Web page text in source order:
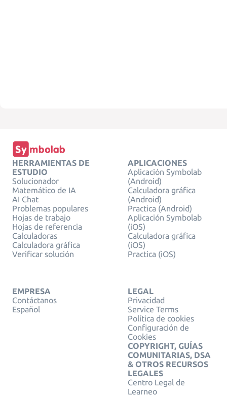
HERRAMIENTAS DE
ESTUDIO
Solucionador
Matemático de IA
AI Chat
Problemas populares
Hojas de trabajo
Hojas de referencia
Calculadoras
Calculadora gráfica
Verificar solución
APLICACIONES
Aplicación Symbolab
(Android)
Calculadora gráfica
(Android)
Practica (Android)
Aplicación Symbolab
(iOS)
Calculadora gráfica
(iOS)
Practica (iOS)
EMPRESA
Contáctanos
Español
LEGAL
Privacidad
Service Terms
Política de cookies
Configuración de
Cookies
COPYRIGHT, GUÍAS
COMUNITARIAS, DSA
& OTROS RECURSOS
LEGALES
Centro Legal de
Learneo